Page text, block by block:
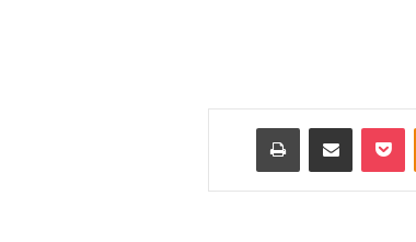
Odnoklassniki
‫Pocket مشاركة عبر البريد طباعة